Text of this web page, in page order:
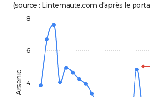
Arsenic
(source : Linternaute.com d'après le
4
6
8